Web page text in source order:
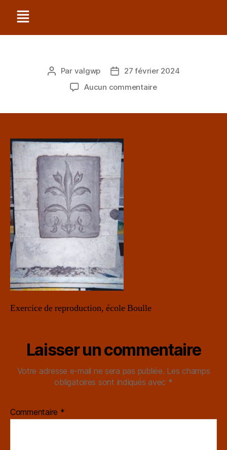
Par valgwp
27 février 2024
Aucun commentaire
Exercice de reproduction, école Boulle
Laisser un commentaire
Votre adresse e-mail ne sera pas publiée. Les champs
obligatoires sont indiqués avec *
Commentaire *